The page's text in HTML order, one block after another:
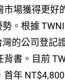
市場獲得更好
。根據
的公司登記
背書。目前
年